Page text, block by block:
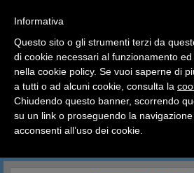
HOME Pokemon Carte Singole
XY Antiche
CERCA IN QUESTA
Ciao a tutti, il negozio sarà chiuso dal
compreso.
Tutti gli ordini effettuati dopo le 15:00
spediti a partire dal giorno 25/08.
Buone vacanze a tutti dallo staff di
Informativa
Questo sito o gli strumenti terzi da
di cookie necessari al funzionamento
nella cookie policy. Se vuoi saperne di
a tutti o ad alcuni cookie, consulta la
Chiudendo questo banner, scorrendo
su un link o proseguendo la navigazione
acconsenti all’uso dei cookie.